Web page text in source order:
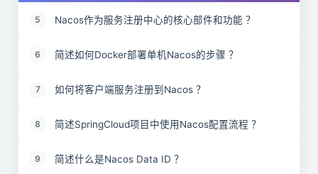
5 Nacos作为服务注册中心的核心部件和功能 ？
6 简述如何Docker部署单机Nacos的步骤 ？
7 如何将客户端服务注册到Nacos ？
8 简述SpringCloud项目中使用Nacos配置流程 ？
9 简述什么是Nacos Data ID ？